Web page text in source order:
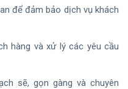
để đảm bảo dịch vụ khách
hàng và xử lý các yêu cầu
sẽ, gọn gàng và chuyên